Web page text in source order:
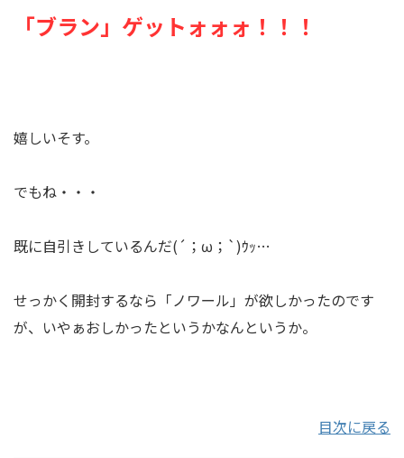
「ブラン」ゲットォォォ！！！
嬉しいそす。
でもね・・・
既に自引きしているんだ(´；ω；`)ｳｯ…
せっかく開封するなら「ノワール」が欲しかったのです
が、いやぁおしかったというかなんというか。
目次に戻る